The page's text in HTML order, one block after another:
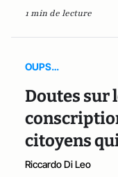
1 min de lecture
OUPS…
Doutes sur
citoyens
Riccardo Di Leo